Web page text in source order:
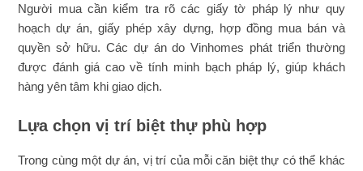
Người mua cần kiểm tra rõ các giấy tờ pháp lý như quy
hoạch dự án, giấy phép xây dựng, hợp đồng mua bán và
quyền sở hữu. Các dự án do Vinhomes phát triển thường
được đánh giá cao về tính minh bạch pháp lý, giúp khách
hàng yên tâm khi giao dịch.
Lựa chọn vị trí biệt thự phù hợp
Trong cùng một dự án, vị trí của mỗi căn biệt thự có thể khác